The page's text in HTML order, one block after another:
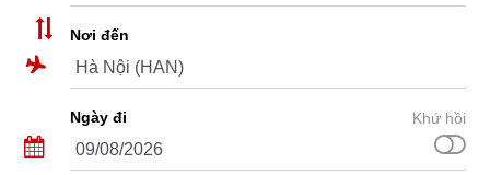
Nơi đến
Ngày đi Khứ hồi